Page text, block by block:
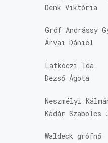
Denk Viktória
Gróf Andrássy
Árvai Dániel
Latkóczi Ida
Dezső Ágota
Neszmélyi
Kádár Szabolcs
Waldeck grófnő